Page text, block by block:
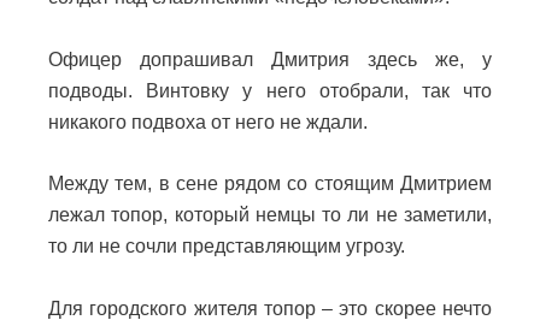
Офицер допрашивал Дмитрия здесь же, у
подводы. Винтовку у него отобрали, так что
никакого подвоха от него не ждали.
Между тем, в сене рядом со стоящим Дмитрием
лежал топор, который немцы то ли не заметили,
то ли не сочли представляющим угрозу.
Для городского жителя топор – это скорее нечто